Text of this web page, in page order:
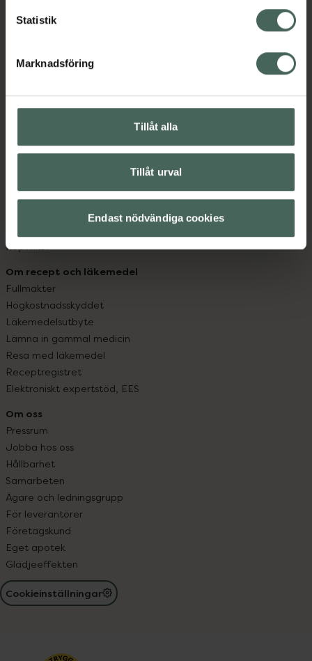
Statistik
Marknadsföring
Tillåt alla
Tillåt urval
Endast nödvändiga cookies
syd till Lappland i norr, och online i mobilen och på
datorn. Oavsett vem du är så är det vårt uppdrag att
med oss.
Kundservice
Kontakta oss
Hitta apotek
Leverans, betalning och retur
Sajtens tillgänglighet
Köpvillkor
Om recept och läkemedel
Fullmakter
Högkostnadsskyddet
Läkemedelsutbyte
Lämna in gammal medicin
Resa med läkemedel
Receptregistret
Elektroniskt expertstöd, EES
Om oss
Pressrum
Jobba hos oss
Hållbarhet
Samarbeten
Ägare och ledningsgrupp
För leverantörer
Företagskund
Eget apotek
Glädjeeffekten
Cookieinställningar